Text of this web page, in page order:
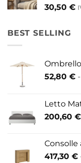
30,50 €
BEST SELLING
52,80 € -
Letto
200,60 €
Consolle
417,30 €